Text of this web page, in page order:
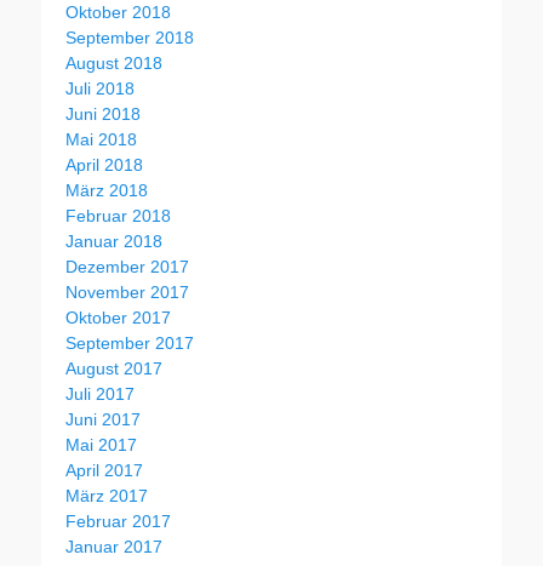
Oktober 2018
September 2018
August 2018
Juli 2018
Juni 2018
Mai 2018
April 2018
März 2018
Februar 2018
Januar 2018
Dezember 2017
November 2017
Oktober 2017
September 2017
August 2017
Juli 2017
Juni 2017
Mai 2017
April 2017
März 2017
Februar 2017
Januar 2017